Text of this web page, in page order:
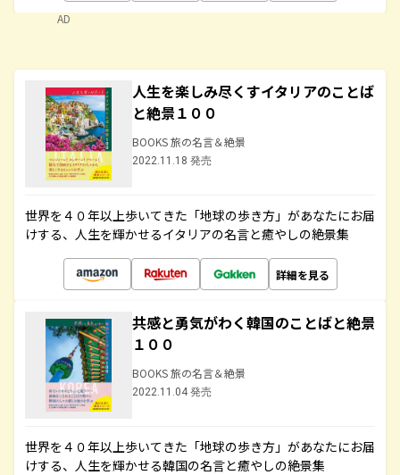
AD
人生を楽しみ尽くすイタリアのことば
と絶景１００
BOOKS 旅の名言＆絶景
2022.11.18 発売
世界を４０年以上歩いてきた「地球の歩き方」があなたにお届
けする、人生を輝かせるイタリアの名言と癒やしの絶景集
詳細を見る
共感と勇気がわく韓国のことばと絶景
１００
BOOKS 旅の名言＆絶景
2022.11.04 発売
世界を４０年以上歩いてきた「地球の歩き方」があなたにお届
けする、人生を輝かせる韓国の名言と癒やしの絶景集